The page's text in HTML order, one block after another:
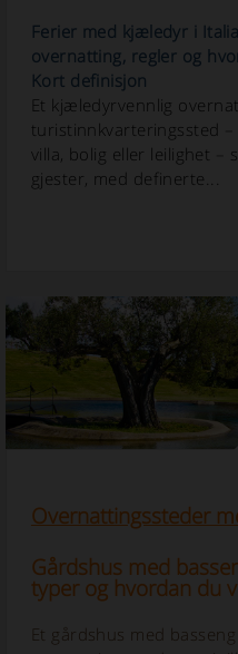
Ferier med kjæledyr i
overnatting, regler og
Kort definisjon
Et kjæledyrvennlig
turistinnkvarteringssted
villa, bolig eller leilighet –
gjester, med definerte...
Overnattingssteder
Gårdshus med
typer og hvordan du
Et gårdshus med